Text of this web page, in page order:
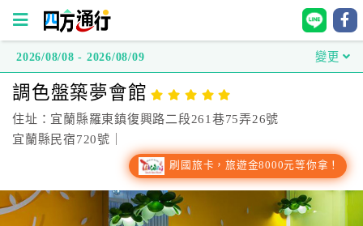
方
通
行
2026/08/08 - 2026/08/09 變更
調色盤築夢會館
住址：宜蘭縣羅東鎮復興路二段261巷75弄26號
宜蘭縣民宿720號｜
刷國旅卡，旅遊金8000元等你拿！